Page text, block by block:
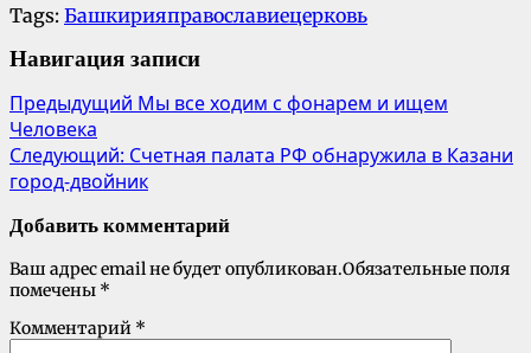
Tags: Башкирияправославиецерковь
Навигация записи
Предыдущий Мы все ходим с фонарем и ищем
Человека
Следующий: Счетная палата РФ обнаружила в Казани
город-двойник
Добавить комментарий
Ваш адрес email не будет опубликован.Обязательные поля
помечены *
Комментарий *